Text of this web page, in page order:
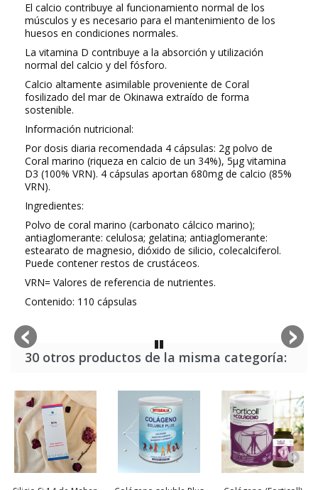
El calcio contribuye al funcionamiento normal de los
músculos y es necesario para el mantenimiento de los
huesos en condiciones normales.
La vitamina D contribuye a la absorción y utilización
normal del calcio y del fósforo.
Calcio altamente asimilable proveniente de Coral
fosilizado del mar de Okinawa extraído de forma
sostenible.
Información nutricional:
Por dosis diaria recomendada 4 cápsulas: 2g polvo de
Coral marino (riqueza en calcio de un 34%), 5µg vitamina
D3 (100% VRN). 4 cápsulas aportan 680mg de calcio (85%
VRN).
Ingredientes:
Polvo de coral marino (carbonato cálcico marino);
antiaglomerante: celulosa; gelatina; antiaglomerante:
estearato de magnesio, dióxido de silicio, colecalciferol.
Puede contener restos de crustáceos.
VRN= Valores de referencia de nutrientes.
Contenido: 110 cápsulas
30 otros productos de la misma categoría: